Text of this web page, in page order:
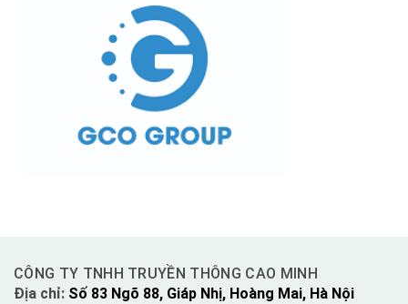
CÔNG TY TNHH TRUYỀN THÔNG CAO MINH
Địa chỉ: Số 83 Ngõ 88, Giáp Nhị, Hoàng Mai, Hà Nội